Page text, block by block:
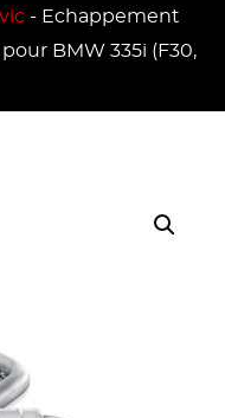
- Echappement
BMW 335i (F30,